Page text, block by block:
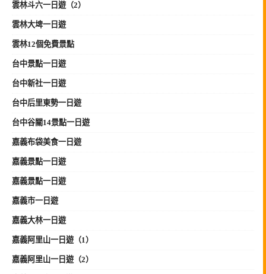
雲林斗六一日遊（2）
雲林大埤一日遊
雲林12個免費景點
台中景點一日遊
台中新社一日遊
台中后里東勢一日遊
台中谷關14景點一日遊
嘉義布袋美食一日遊
嘉義景點一日遊
嘉義景點一日遊
嘉義市一日遊
嘉義大林一日遊
嘉義阿里山一日遊（1）
嘉義阿里山一日遊（2）